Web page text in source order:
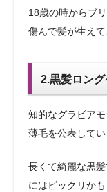
18歳の時からブ
傷んで髪が生えて
2.黒髪ロン
知的なグラビア
薄毛を公表してい
長くて綺麗な黒
にはビックリかも